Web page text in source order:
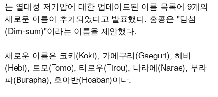
는 열대성 저기압에 대한 업데이트된 이름 목록에 9개의
새로운 이름이 추가되었다고 발표했다. 홍콩은 "딤섬
(Dim-sum)"이라는 이름을 제안했다.
새로운 이름은 코키(Koki), 가에구리(Gaeguri), 헤비
(Hebi), 토모(Tomo), 티로우(Tirou), 나라에(Narae), 부라
파(Burapha), 호아반(Hoaban)이다.